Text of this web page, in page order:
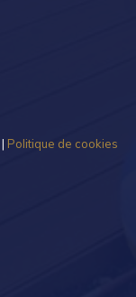
| Politique de cookies